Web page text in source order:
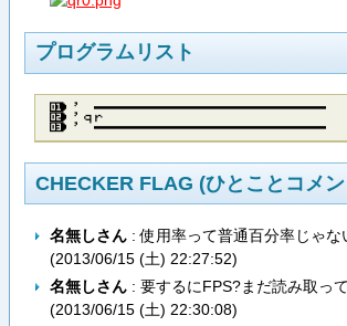
プログラムリスト
’ ─────────────────────
’ｑｒ
’ ─────────────────────
CHECKER FLAG (ひとことコメ
名無しさん: 使用率って普通百分率じゃな
(2013/06/15 (土) 22:27:52)
名無しさん: 要するにFPS?まだ読み取っ
(2013/06/15 (土) 22:30:08)